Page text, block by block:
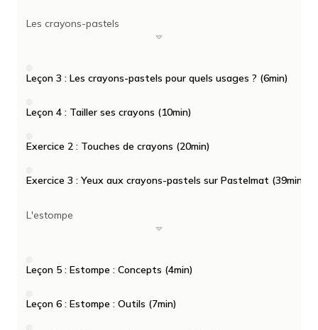
Les crayons-pastels
Leçon 3 : Les crayons-pastels pour quels usages ? (6min)
Leçon 4 : Tailler ses crayons (10min)
Exercice 2 : Touches de crayons (20min)
Exercice 3 : Yeux aux crayons-pastels sur Pastelmat (39min)
L'estompe
Leçon 5 : Estompe : Concepts (4min)
Leçon 6 : Estompe : Outils (7min)